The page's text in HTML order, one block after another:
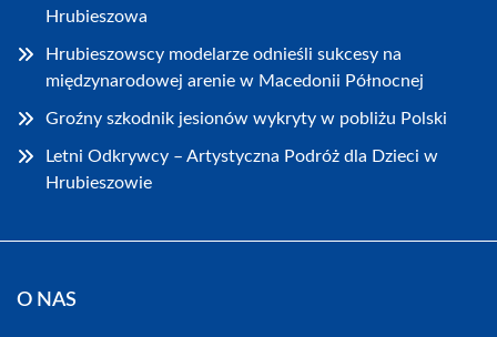
Hrubieszowa
Hrubieszowscy modelarze odnieśli sukcesy na
międzynarodowej arenie w Macedonii Północnej
Groźny szkodnik jesionów wykryty w pobliżu Polski
Letni Odkrywcy – Artystyczna Podróż dla Dzieci w
Hrubieszowie
O NAS